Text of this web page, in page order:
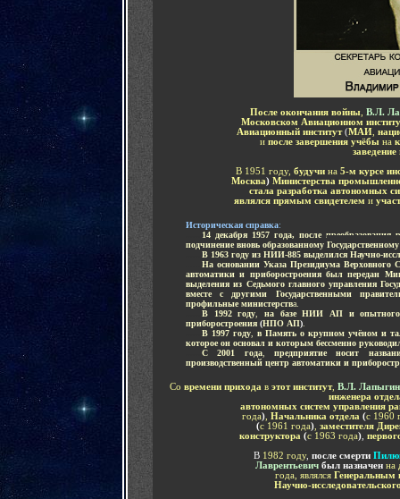
После окончания войны, В.Л.
Московском Авиационном
Авиационный институт (МАИ
и после завершения учёбы на
заведение
В 1951 году, будучи на 5-м курсе
Москва) Министерства
стала разработка автономных
являлся прямым свидетелем и
Историческая справка:
14 декабря 1957 года, после
подчинение вновь образованному
В 1963 году из НИИ-885 выделился Научно-
На основании Указа Президиума
автоматики и приборостроения был передан
выделения из Седьмого главного управления
вместе с другими Государственными
профильные министерства.
В 1992 году
на базе НИИ АП и опытного
приборостроения (НПО АП)
В 1997 году
в Память о крупном учёном и
которое он основал и которым бессменно
С 2001 года, предприятие носит
производственный центр автоматики и
Со времени прихода в этот институт, В.Л.
инженера
автономных систем управления
года) Начальника отдела (с 1960
(с 1961 года), заместителя
конструктора (с 1963 года),
В 1982 году, после смерти
Лаврентьевич был назначен на
года, являлся Генеральным
Научно-